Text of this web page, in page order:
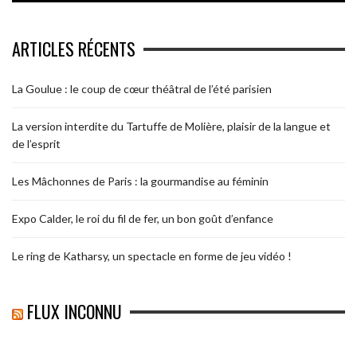
ARTICLES RÉCENTS
La Goulue : le coup de cœur théâtral de l’été parisien
La version interdite du Tartuffe de Molière, plaisir de la langue et
de l’esprit
Les Mâchonnes de Paris : la gourmandise au féminin
Expo Calder, le roi du fil de fer, un bon goût d’enfance
Le ring de Katharsy, un spectacle en forme de jeu vidéo !
FLUX INCONNU